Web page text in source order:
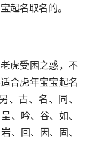
起名取名的。
虎受困之惑，不
合虎年宝宝起名
古、名、同、
、吟、谷、如、
、回、因、固、